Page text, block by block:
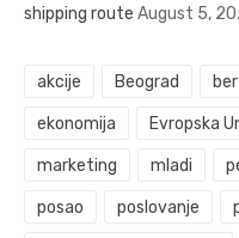
shipping route August 5,
akcije Beograd
ekonomija Evropska
marketing mladi
posao poslovanje